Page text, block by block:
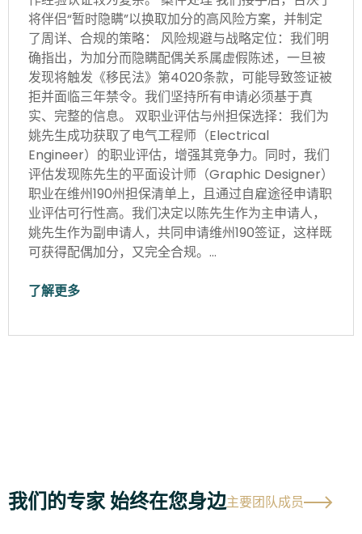
将伴侣“暂时隐瞒”以换取加分的高风险方案，并制定
了周详、合规的策略： 风险规避与战略定位：我们明
确指出，为加分而隐瞒配偶关系属虚假陈述，一旦被
发现将触发《移民法》第4020条款，可能导致签证被
拒并面临三年禁令。我们坚持所有申请必须基于真
实、完整的信息。 双职业评估与州担保选择：我们为
姚先生成功获取了电气工程师（Electrical
Engineer）的职业评估，增强其竞争力。同时，我们
评估发现陈先生的平面设计师（Graphic Designer）
职业在维州190州担保清单上，且通过自雇途径申请职
业评估可行性高。我们决定以陈先生作为主申请人，
姚先生作为副申请人，共同申请维州190签证，这样既
可获得配偶加分，又完全合规。…
了解更多
我们的专家 始终在您身边主要团队成员